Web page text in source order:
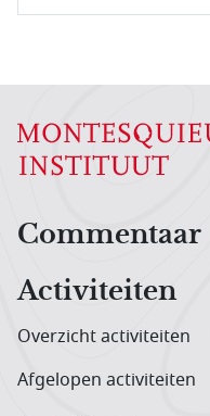
Commentaar
Activiteiten
Overzicht activiteiten
Afgelopen activiteiten